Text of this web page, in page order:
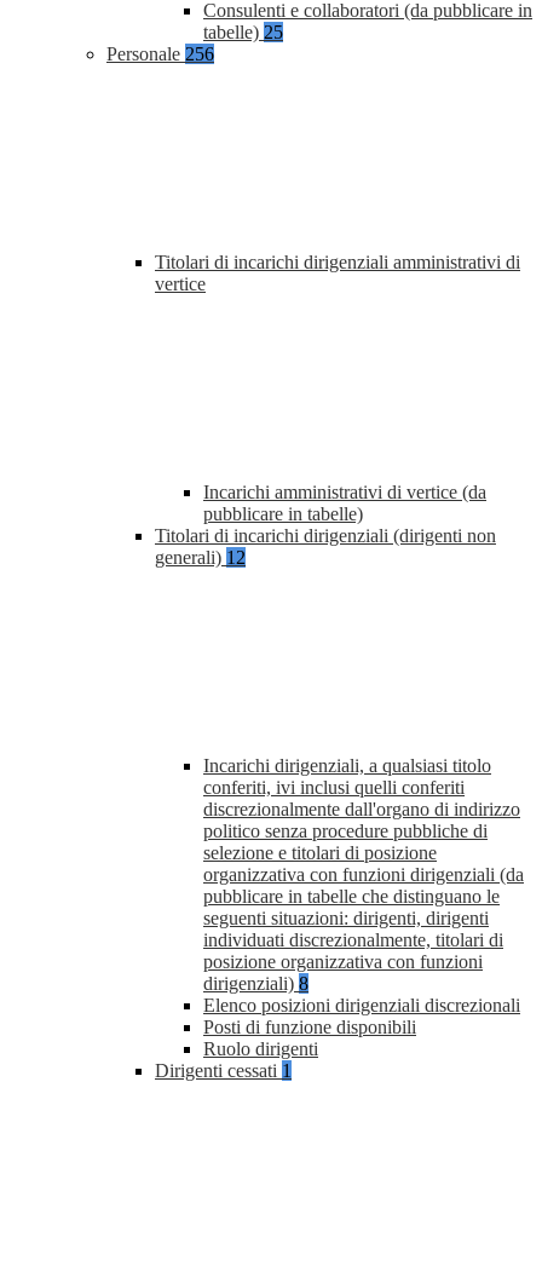
Consulenti e collaboratori (da pubblicare in
tabelle) 25
Personale 256
Titolari di incarichi dirigenziali amministrativi di
vertice
Incarichi amministrativi di vertice (da
pubblicare in tabelle)
Titolari di incarichi dirigenziali (dirigenti non
generali) 12
Incarichi dirigenziali, a qualsiasi titolo
conferiti, ivi inclusi quelli conferiti
discrezionalmente dall'organo di indirizzo
politico senza procedure pubbliche di
selezione e titolari di posizione
organizzativa con funzioni dirigenziali (da
pubblicare in tabelle che distinguano le
seguenti situazioni: dirigenti, dirigenti
individuati discrezionalmente, titolari di
posizione organizzativa con funzioni
dirigenziali) 8
Elenco posizioni dirigenziali discrezionali
Posti di funzione disponibili
Ruolo dirigenti
Dirigenti cessati 1